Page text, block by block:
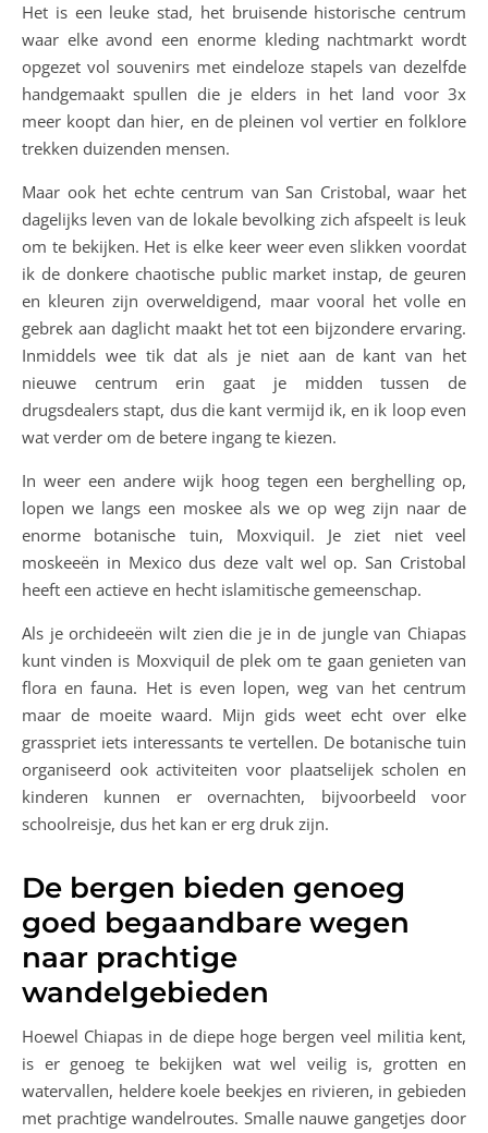
Het is een leuke stad, het bruisende historische centrum
waar elke avond een enorme kleding nachtmarkt wordt
opgezet vol souvenirs met eindeloze stapels van dezelfde
handgemaakt spullen die je elders in het land voor 3x
meer koopt dan hier, en de pleinen vol vertier en folklore
trekken duizenden mensen.
Maar ook het echte centrum van San Cristobal, waar het
dagelijks leven van de lokale bevolking zich afspeelt is leuk
om te bekijken. Het is elke keer weer even slikken voordat
ik de donkere chaotische public market instap, de geuren
en kleuren zijn overweldigend, maar vooral het volle en
gebrek aan daglicht maakt het tot een bijzondere ervaring.
Inmiddels wee tik dat als je niet aan de kant van het
nieuwe centrum erin gaat je midden tussen de
drugsdealers stapt, dus die kant vermijd ik, en ik loop even
wat verder om de betere ingang te kiezen.
In weer een andere wijk hoog tegen een berghelling op,
lopen we langs een moskee als we op weg zijn naar de
enorme botanische tuin, Moxviquil. Je ziet niet veel
moskeeën in Mexico dus deze valt wel op. San Cristobal
heeft een actieve en hecht islamitische gemeenschap.
Als je orchideeën wilt zien die je in de jungle van Chiapas
kunt vinden is Moxviquil de plek om te gaan genieten van
flora en fauna. Het is even lopen, weg van het centrum
maar de moeite waard. Mijn gids weet echt over elke
grasspriet iets interessants te vertellen. De botanische tuin
organiseerd ook activiteiten voor plaatselijek scholen en
kinderen kunnen er overnachten, bijvoorbeeld voor
schoolreisje, dus het kan er erg druk zijn.
De bergen bieden genoeg
goed begaandbare wegen
naar prachtige
wandelgebieden
Hoewel Chiapas in de diepe hoge bergen veel militia kent,
is er genoeg te bekijken wat wel veilig is, grotten en
watervallen, heldere koele beekjes en rivieren, in gebieden
met prachtige wandelroutes. Smalle nauwe gangetjes door